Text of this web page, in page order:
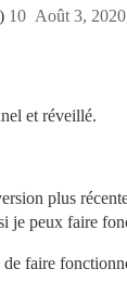
Août 3,
10
et réveillé.
plus
je peux faire
de faire